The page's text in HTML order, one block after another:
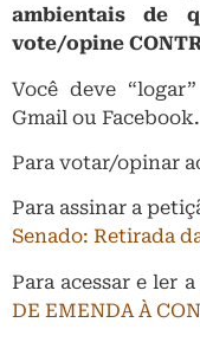
ambientais de
vote/opine
Você deve
Gmail ou Facebook.
Para votar/opinar
Para assinar a
Senado: Retirada
Para acessar e ler
DE EMENDA À